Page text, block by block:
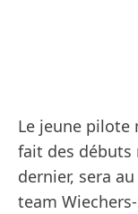
Le jeune pilote
fait des débuts
dernier, sera
team